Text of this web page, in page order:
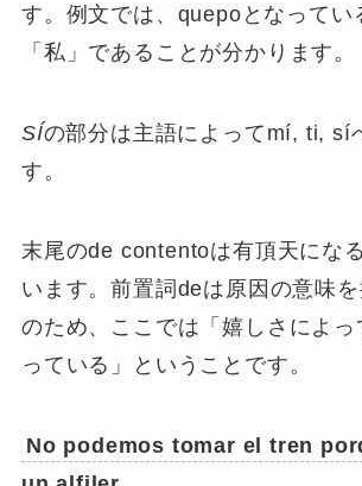
す。例文では、quepoとなってい
「私」であることが分かります。
SÍの部分は主語によってmí, ti, sí
す。
末尾のde contentoは有頂天にな
います。前置詞deは原因の意味
のため、ここでは「嬉しさによっ
っている」ということです。
No podemos tomar el tren